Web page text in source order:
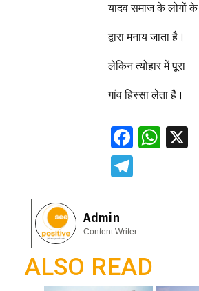
यादव समाज के लोगों के
द्वारा मनाय जाता है।
लेकिन त्योहार में पूरा
गांव हिस्सा लेता है।
F
b
o
o
k
W
s
p
gr
a
m
Admin
Content Writer
ALSO READ